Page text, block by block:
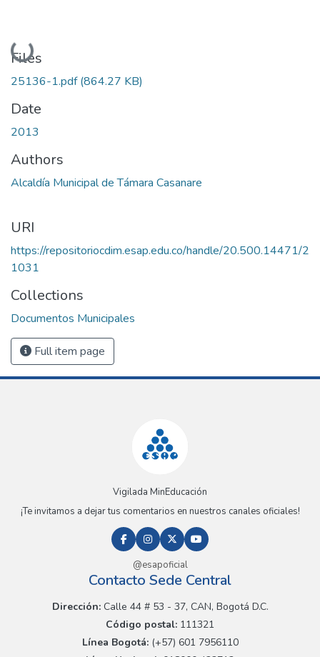
Loading...
Files
25136-1.pdf(864.27 KB)
Date
2013
Authors
Alcaldía Municipal de Támara Casanare
URI
https://repositoriocdim.esap.edu.co/handle/20.500.14471/2
1031
Collections
Documentos Municipales
Full item page
Vigilada MinEducación
¡Te invitamos a dejar tus comentarios en nuestros canales oficiales!
@esapoficial
Contacto Sede Central
Dirección:Calle 44 # 53 - 37, CAN, Bogotá D.C.
Código postal: 111321
Línea Bogotá:(+57) 601 7956110